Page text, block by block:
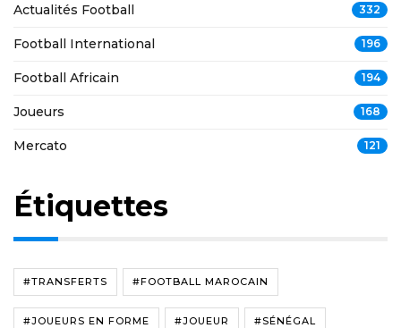
Actualités Football 332
Football International 196
Football Africain 194
Joueurs 168
Mercato 121
Étiquettes
#TRANSFERTS #FOOTBALL MAROCAIN
#JOUEURS EN FORME #JOUEUR #SÉNÉGAL